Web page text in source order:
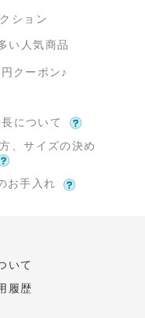
ション
い人気商品
クーポン♪
について
、サイズの決め
お手入れ
いて
履歴